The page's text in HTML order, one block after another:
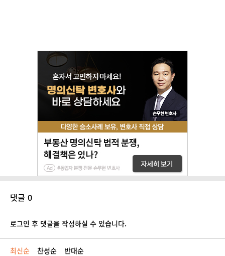
댓글 0
로그인 후 댓글을 작성하실 수 있습니다.
최신순 찬성순 반대순